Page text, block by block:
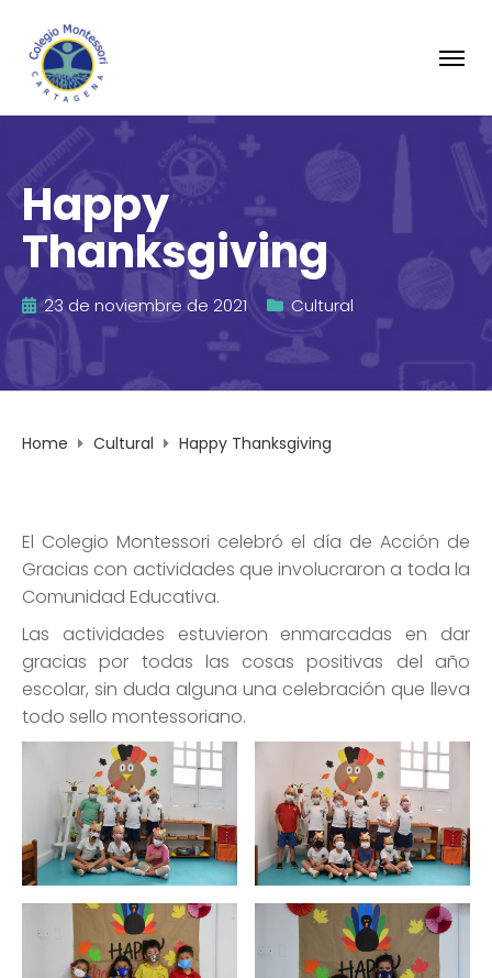
Happy
Thanksgiving
23 de noviembre de 2021 Cultural
Home Cultural Happy Thanksgiving
El Colegio Montessori celebró el día de Acción de
Gracias con actividades que involucraron a toda la
Comunidad Educativa.
Las actividades estuvieron enmarcadas en dar
gracias por todas las cosas positivas del año
escolar, sin duda alguna una celebración que lleva
todo sello montessoriano.